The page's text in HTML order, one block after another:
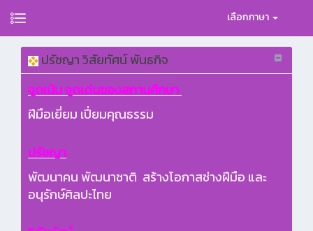
เลือกภาษา
ปรัชญา วิสัยทัศน์ พันธกิจ
จุดเน้น จุดเด่นของสถานศึกษา
ฝีมือเยี่ยม เปี่ยมคุณธรรม
ปรัชญา
พัฒนาคน พัฒนาชาติ สร้างโอกาสช่างฝีมือ และ
อนุรักษ์ศิลปะไทย